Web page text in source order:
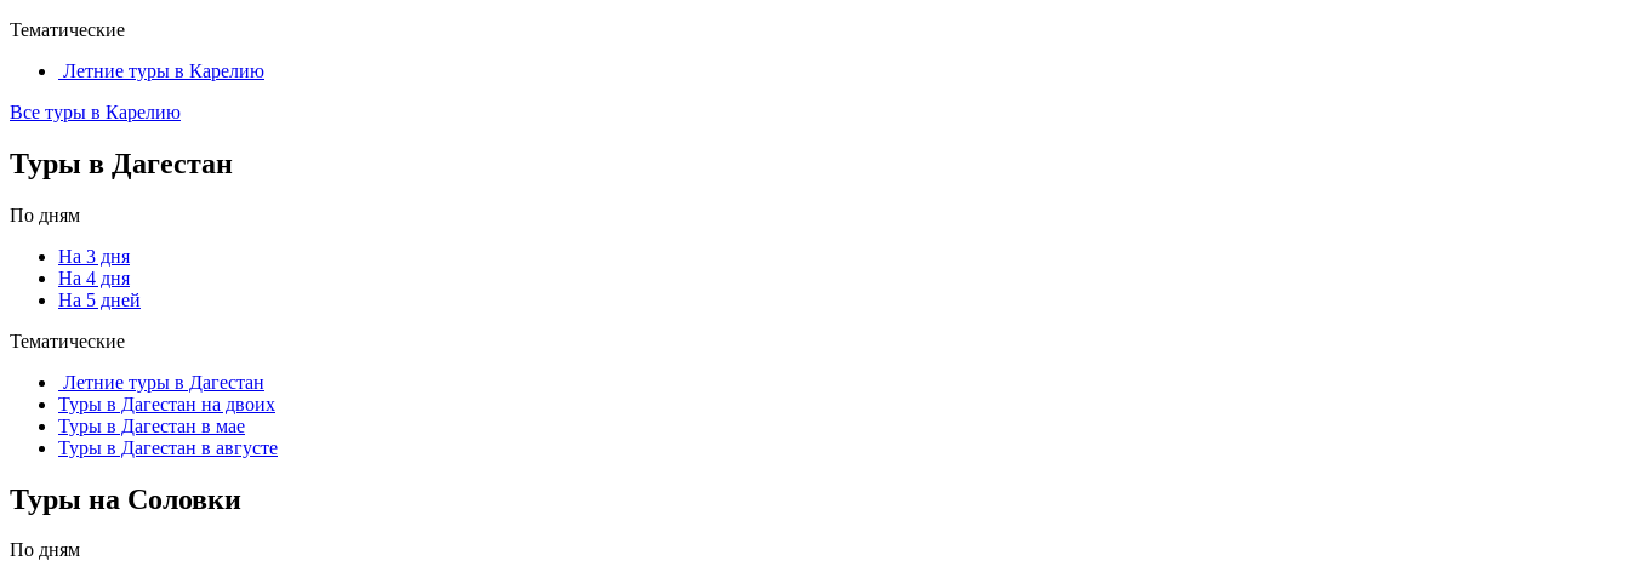
Тематические
Летние туры в Карелию
Все туры в Карелию
Туры в Дагестан
По дням
На 3 дня
На 4 дня
На 5 дней
Тематические
Летние туры в Дагестан
Туры в Дагестан на двоих
Туры в Дагестан в мае
Туры в Дагестан в августе
Туры на Соловки
По дням